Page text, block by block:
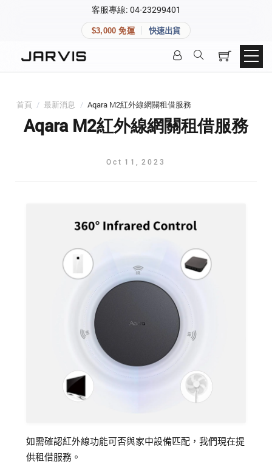
客服專線: 04-23299401
$3,000 免運 快速出貨
首頁 / 最新消息 / Aqara M2紅外線網關租借服務
Aqara M2紅外線網關租借服務
Oct 11 2023
如需確認紅外線功能可否與家中設備匹配，我們現在提
供租借服務。
快速連結
Matter 智慧家庭
精品家電
登入後可查看訂單、會員資料與收藏清單。
追蹤我的訂單